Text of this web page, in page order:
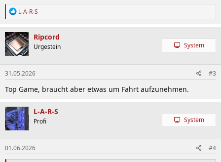
R
k
t
i
o
n
e
n
L-A-R-S
Ripcord
Urgestein System
31.05.2026 #3
Top Game, braucht aber etwas um Fahrt aufzunehmen.
L-A-R-S
Profi System
01.06.2026 #4